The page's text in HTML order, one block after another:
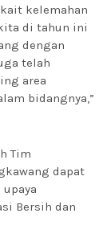
kelemahan
di tahun ini
dengan
telah
area
bidangnya,”
Tim
dapat
Bersih dan